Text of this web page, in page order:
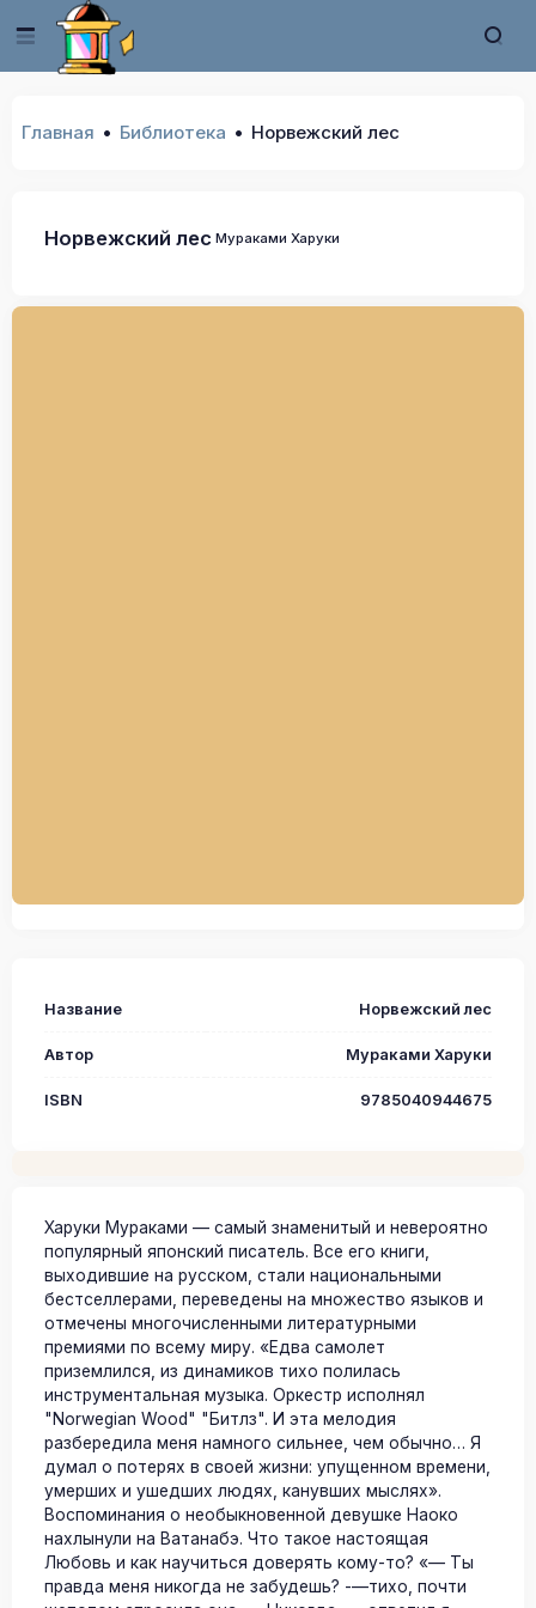
Главная Библиотека Норвежский лес
Норвежский лес Мураками Харуки
Название Норвежский лес
Автор Мураками Харуки
ISBN 9785040944675
Харуки Мураками — самый знаменитый и невероятно
популярный японский писатель. Все его книги,
выходившие на русском, стали национальными
бестселлерами, переведены на множество языков и
отмечены многочисленными литературными
премиями по всему миру. «Едва самолет
приземлился, из динамиков тихо полилась
инструментальная музыка. Оркестр исполнял
"Norwegian Wood" "Битлз". И эта мелодия
разбередила меня намного сильнее, чем обычно… Я
думал о потерях в своей жизни: упущенном времени,
умерших и ушедших людях, канувших мыслях».
Воспоминания о необыкновенной девушке Наоко
нахлынули на Ватанабэ. Что такое настоящая
Любовь и как научиться доверять кому-то? «— Ты
правда меня никогда не забудешь? -—тихо, почти